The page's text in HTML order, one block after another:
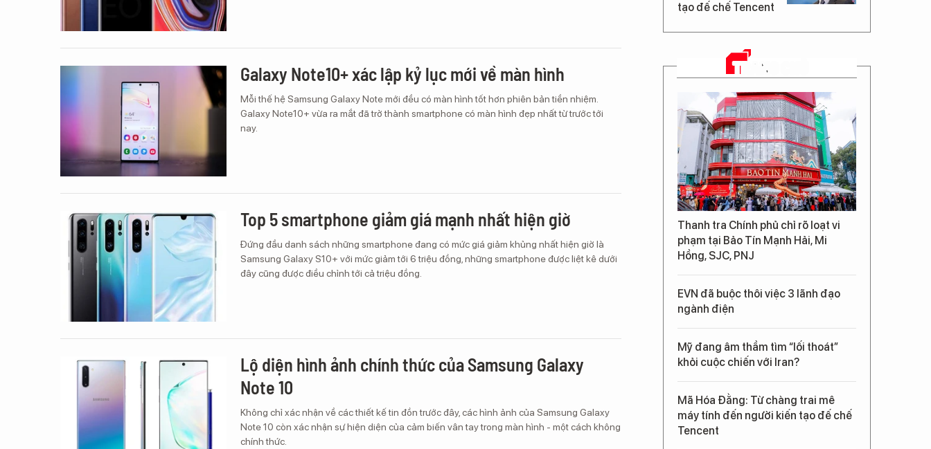
Galaxy Note10+ xác lập kỷ lục mới về màn hình
Mỗi thế hệ Samsung Galaxy Note mới đều có màn hình tốt hơn phiên bản tiền nhiệm.
Galaxy Note10+ vừa ra mắt đã trở thành smartphone có màn hình đẹp nhất từ trước tới
nay.
Top 5 smartphone giảm giá mạnh nhất hiện giờ
Đứng đầu danh sách những smartphone đang có mức giá giảm khủng nhất hiện giờ là
Samsung Galaxy S10+ với mức giảm tới 6 triệu đồng, những smartphone được liệt kê dưới
đây cũng được điều chỉnh tới cả triệu đồng.
Lộ diện hình ảnh chính thức của Samsung Galaxy
Note 10
Không chỉ xác nhận về các thiết kế tin đồn trước đây, các hình ảnh của Samsung Galaxy
Note 10 còn xác nhận sự hiện diện của cảm biến vân tay trong màn hình - một cách không
chính thức.
tạo đế chế Tencent
TRANG CHỦ
Thanh tra Chính phủ chỉ rõ loạt vi
phạm tại Bảo Tín Mạnh Hải, Mi
Hồng, SJC, PNJ
EVN đã buộc thôi việc 3 lãnh đạo
ngành điện
Mỹ đang âm thầm tìm “lối thoát”
khỏi cuộc chiến với Iran?
Mã Hóa Đằng: Từ chàng trai mê
máy tính đến người kiến tạo đế chế
Tencent